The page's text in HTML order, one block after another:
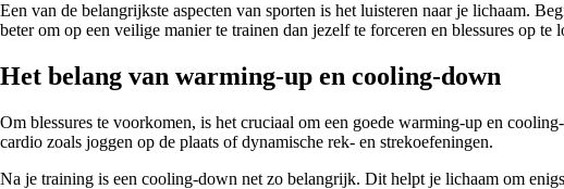
Een van de belangrijkste aspecten van sporten is het luisteren naar je lichaam.
beter om op een veilige manier te trainen dan jezelf te forceren en blessures op te
Het belang van warming-up en cooling-down
Om blessures te voorkomen, is het cruciaal om een goede warming-up en
cardio zoals joggen op de plaats of dynamische rek- en strekoefeningen.
Na je training is een cooling-down net zo belangrijk. Dit helpt je lichaam om